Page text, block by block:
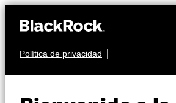
Política de privacidad